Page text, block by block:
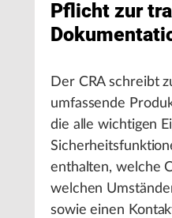
Pflicht zur
Der CRA schreibt
umfassende
die alle wichtigen
enthalten, welche
welchen
sowie einen